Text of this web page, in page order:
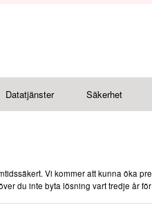
Datatjänster Säkerhet
Vi kommer att kunna öka
du inte byta lösning vart tredje år